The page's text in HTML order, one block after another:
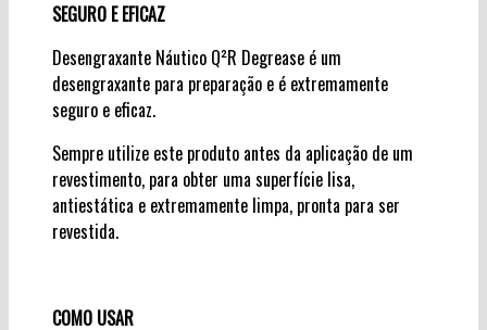
SEGURO E EFICAZ
Desengraxante Náutico Q²R Degrease é um
desengraxante para preparação e é extremamente
seguro e eficaz.
Sempre utilize este produto antes da aplicação de um
revestimento, para obter uma superfície lisa,
antiestática e extremamente limpa, pronta para ser
revestida.
COMO USAR